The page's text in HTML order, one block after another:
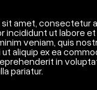
sit amet, consectetur
incididunt ut labore
veniam, quis
aliquip ex ea
in
pariatur.